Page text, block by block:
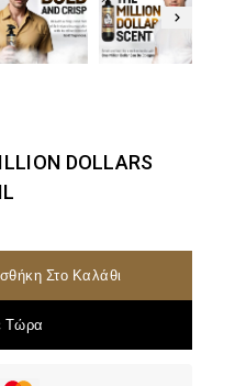
DOLLARS
Στο Καλάθι
Τώρα